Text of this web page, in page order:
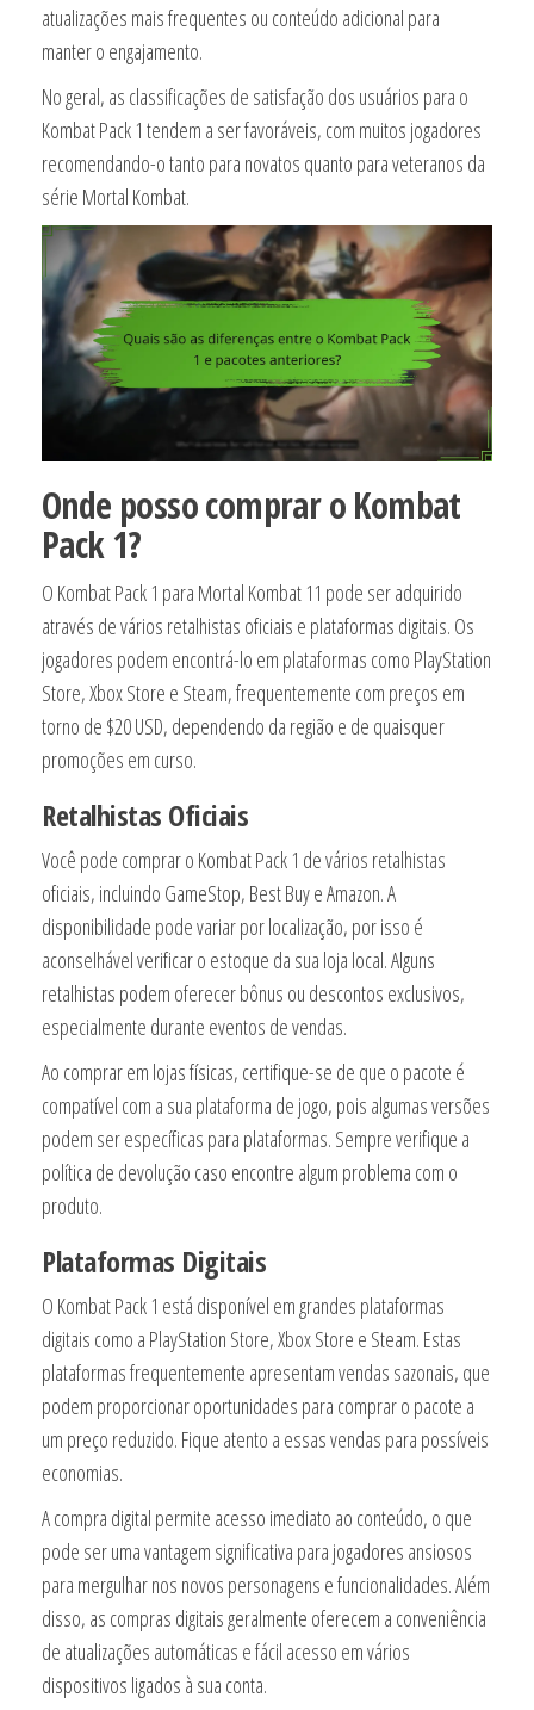
atualizações mais frequentes ou conteúdo adicional para
manter o engajamento.
No geral, as classificações de satisfação dos usuários para o
Kombat Pack 1 tendem a ser favoráveis, com muitos jogadores
recomendando-o tanto para novatos quanto para veteranos da
série Mortal Kombat.
Onde posso comprar o Kombat
Pack 1?
O Kombat Pack 1 para Mortal Kombat 11 pode ser adquirido
através de vários retalhistas oficiais e plataformas digitais. Os
jogadores podem encontrá-lo em plataformas como PlayStation
Store, Xbox Store e Steam, frequentemente com preços em
torno de $20 USD, dependendo da região e de quaisquer
promoções em curso.
Retalhistas Oficiais
Você pode comprar o Kombat Pack 1 de vários retalhistas
oficiais, incluindo GameStop, Best Buy e Amazon. A
disponibilidade pode variar por localização, por isso é
aconselhável verificar o estoque da sua loja local. Alguns
retalhistas podem oferecer bônus ou descontos exclusivos,
especialmente durante eventos de vendas.
Ao comprar em lojas físicas, certifique-se de que o pacote é
compatível com a sua plataforma de jogo, pois algumas versões
podem ser específicas para plataformas. Sempre verifique a
política de devolução caso encontre algum problema com o
produto.
Plataformas Digitais
O Kombat Pack 1 está disponível em grandes plataformas
digitais como a PlayStation Store, Xbox Store e Steam. Estas
plataformas frequentemente apresentam vendas sazonais, que
podem proporcionar oportunidades para comprar o pacote a
um preço reduzido. Fique atento a essas vendas para possíveis
economias.
A compra digital permite acesso imediato ao conteúdo, o que
pode ser uma vantagem significativa para jogadores ansiosos
para mergulhar nos novos personagens e funcionalidades. Além
disso, as compras digitais geralmente oferecem a conveniência
de atualizações automáticas e fácil acesso em vários
dispositivos ligados à sua conta.